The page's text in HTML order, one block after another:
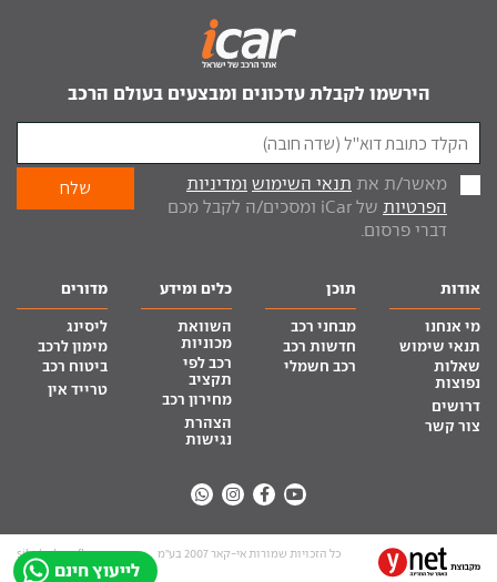
לייעוץ חינם
הירשמו לקבלת עדכונים ומבצעים בעולם הרכב
מאשר/ת את תנאי השימוש ומדיניות
הפרטיות
של iCar ומסכים/ה לקבל מכם
דברי פרסום.
אודות
מי אנחנו
תנאי שימוש
שאלות
נפוצות
דרושים
צור קשר
תוכן
מבחני רכב
חדשות רכב
רכב חשמלי
כלים ומידע
השוואת
מכוניות
רכב לפי
תקציב
מחירון רכב
הצהרת
נגישות
מדורים
ליסינג
מימון לרכב
ביטוח רכב
טרייד אין
כל הזכויות שמורות אי-קאר 2007 בע”מ site by tq.soft